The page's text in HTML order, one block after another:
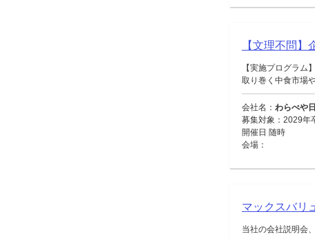
【文理不問
【実施プログラム
取り巻く中食市場
会社名： わらべや
募集対象：2029年
開催日 随時
会場：
マックスバ
当社の会社説明会